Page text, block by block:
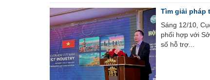
Tìm giải pháp
Sáng 12/10,
phối hợp với
số hỗ trợ...